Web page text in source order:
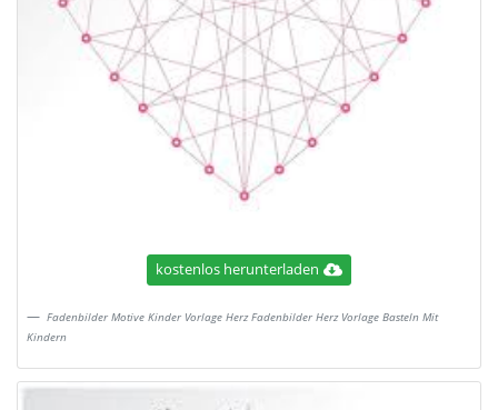
kostenlos herunterladen
Fadenbilder Motive Kinder Vorlage Herz Fadenbilder Herz Vorlage Basteln Mit
Kindern